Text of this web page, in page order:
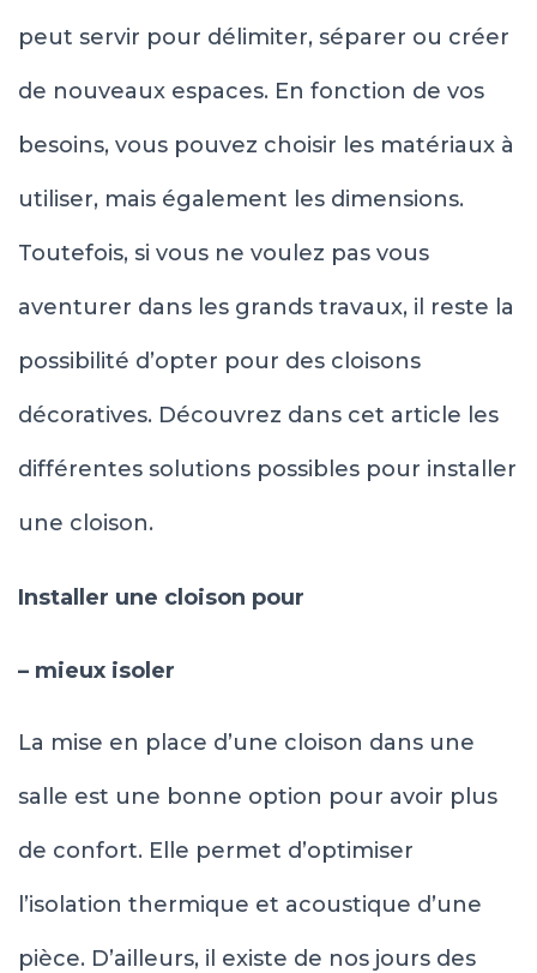
peut servir pour délimiter, séparer ou créer
de nouveaux espaces. En fonction de vos
besoins, vous pouvez choisir les matériaux à
utiliser, mais également les dimensions.
Toutefois, si vous ne voulez pas vous
aventurer dans les grands travaux, il reste la
possibilité d’opter pour des cloisons
décoratives. Découvrez dans cet article les
différentes solutions possibles pour installer
une cloison.
Installer une cloison pour
– mieux isoler
La mise en place d’une cloison dans une
salle est une bonne option pour avoir plus
de confort. Elle permet d’optimiser
l’isolation thermique et acoustique d’une
pièce. D’ailleurs, il existe de nos jours des